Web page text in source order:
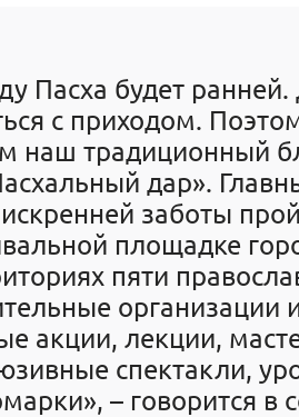
Пасха будет ранней.
с приходом.
наш традиционный
дар».
заботы
площадке
пяти
организации
акции, лекции,
спектакли,
– говорится в